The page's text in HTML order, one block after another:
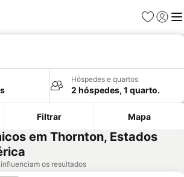
Favoritos
Iniciar
Hóspedes e quartos
2 hóspedes, 1 quarto.
Filtrar Mapa
em Thornton, Estados
os resultados